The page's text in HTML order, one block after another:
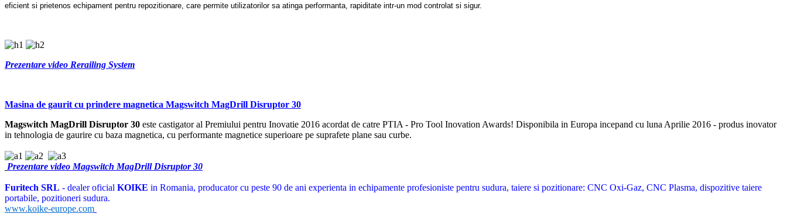
eficient si prietenos echipament pentru repozitionare, care permite utilizatorilor sa atinga performanta, rapiditate intr-un mod controlat si sigur.
Prezentare video Rerailing System
Masina de gaurit cu prindere magnetica Magswitch MagDrill Disruptor 30
Magswitch MagDrill Disruptor 30 este castigator al Premiului pentru Inovatie 2016 acordat de catre PTIA - Pro Tool Inovation Awards! Disponibila in Europa incepand cu luna Aprilie 2016 - produs inovator
in tehnologia de gaurire cu baza magnetica, cu performante magnetice superioare pe suprafete plane sau curbe.
Prezentare video Magswitch MagDrill Disruptor 30
Furitech SRL - dealer oficial KOIKE in Romania, producator cu peste 90 de ani experienta in echipamente profesioniste pentru sudura, taiere si pozitionare: CNC Oxi-Gaz, CNC Plasma, dispozitive taiere
portabile, pozitioneri sudura.
www.koike-europe.com